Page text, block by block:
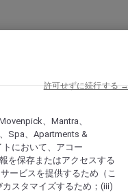
、Mantra、
Spa、Apartments &
において、アコー
を保存またはアクセスする
ービスを提供するため（こ
スタマイズするため；(iii)
許可せずに続行する →